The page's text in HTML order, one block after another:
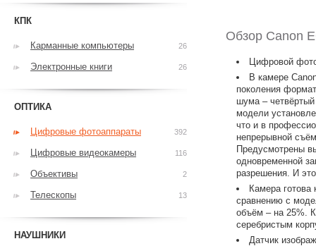
Обзор Canon
Цифровой
В камере
поколения
шума –
модели
что и в
непрерывной
Предусмотрены
одновременной
разрешения. И
Камера
сравнению с
объём – на 25%.
серебристым
Датчик
КПК
Карманные компьютеры 26
Электронные книги 26
ОПТИКА
Цифровые фотоаппараты 392
Цифровые видеокамеры 116
Объективы 2
Телескопы 13
НАУШНИКИ